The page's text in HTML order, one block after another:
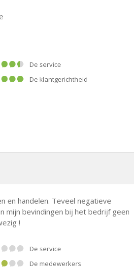
De service
De klantgerichtheid
en handelen. Teveel negatieve
mijn bevindingen bij het bedrijf geen
!
De service
De medewerkers